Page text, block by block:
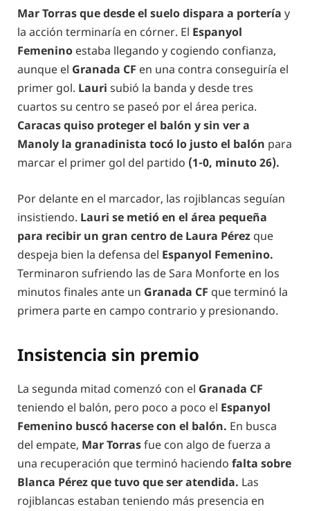
Mar Torras que desde el suelo dispara a portería y
la acción terminaría en córner. El Espanyol
Femenino estaba llegando y cogiendo confianza,
aunque el Granada CF en una contra conseguiría el
primer gol. Lauri subió la banda y desde tres
cuartos su centro se paseó por el área perica.
Caracas quiso proteger el balón y sin ver a
Manoly la granadinista tocó lo justo el balón para
marcar el primer gol del partido (1-0, minuto 26).
Por delante en el marcador, las rojiblancas seguían
insistiendo. Lauri se metió en el área pequeña
para recibir un gran centro de Laura Pérez que
despeja bien la defensa del Espanyol Femenino.
Terminaron sufriendo las de Sara Monforte en los
minutos finales ante un Granada CF que terminó la
primera parte en campo contrario y presionando.
Insistencia sin premio
La segunda mitad comenzó con el Granada CF
teniendo el balón, pero poco a poco el Espanyol
Femenino buscó hacerse con el balón. En busca
del empate, Mar Torrasfue con algo de fuerza a
una recuperación que terminó haciendo falta sobre
Blanca Pérez que tuvo que ser atendida. Las
rojiblancas estaban teniendo más presencia en